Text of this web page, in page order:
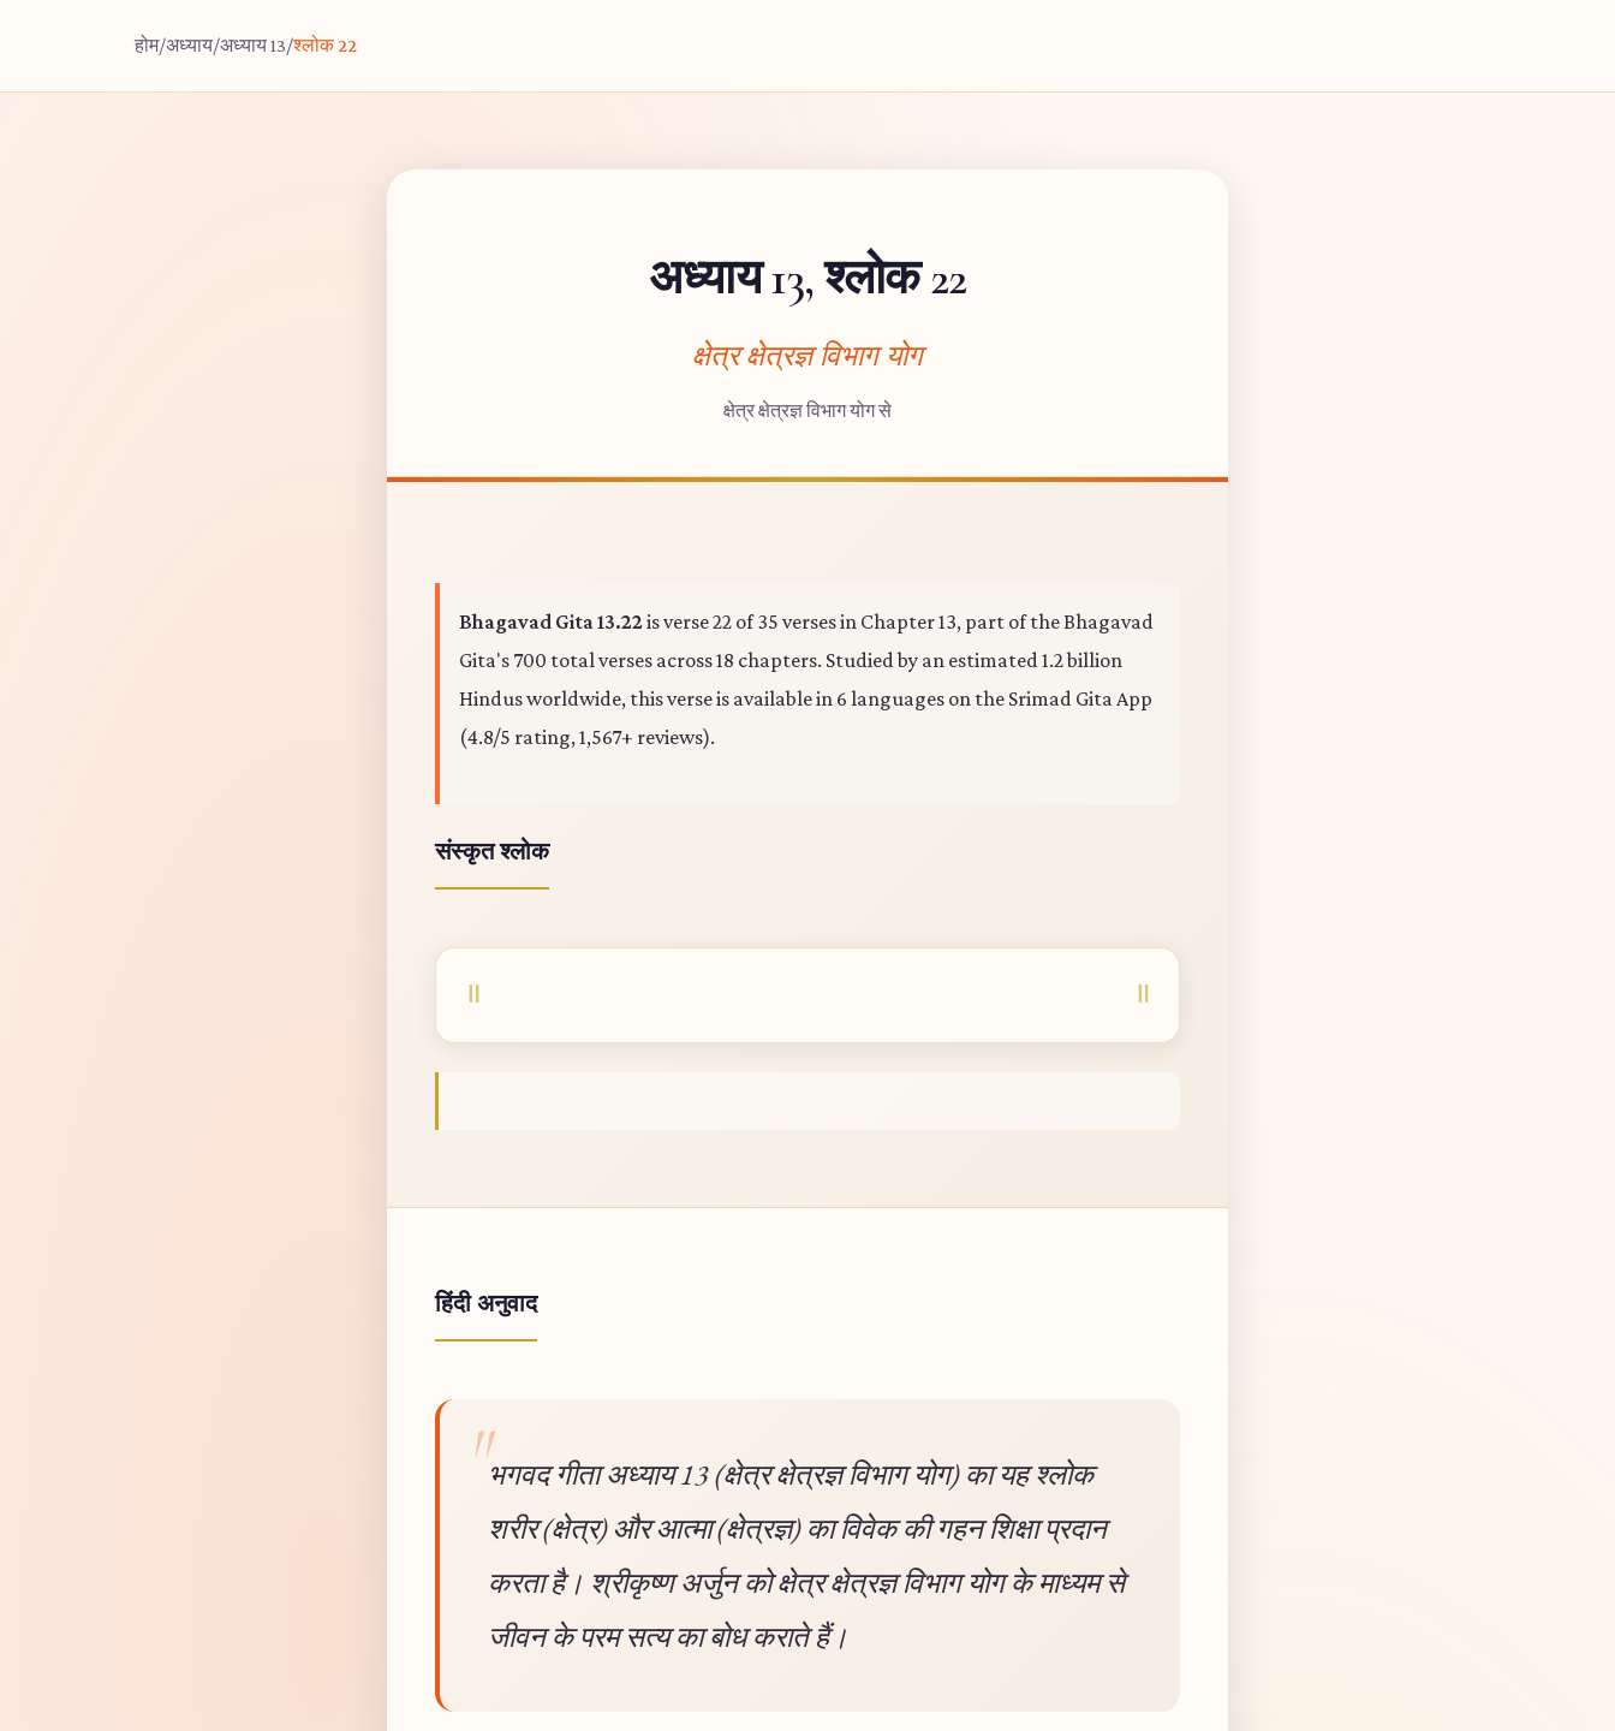
होम/अध्याय/अध्याय 13/श्लोक 22
अध्याय 13, श्लोक 22
क्षेत्र क्षेत्रज्ञ विभाग योग
क्षेत्र क्षेत्रज्ञ विभाग योग से
Bhagavad Gita 13.22is verse 22 of 35 verses in Chapter 13, part of the Bhagavad
Gita's 700 total verses across 18 chapters. Studied by an estimated 1.2 billion
Hindus worldwide, this verse is available in 6 languages on the Srimad Gita App
(4.8/5 rating, 1,567+ reviews).
संस्कृत श्लोक
हिंदी अनुवाद
भगवद गीता अध्याय 13 (क्षेत्र क्षेत्रज्ञ विभाग योग) का यह श्लोक
शरीर (क्षेत्र) और आत्मा (क्षेत्रज्ञ) का विवेक की गहन शिक्षा प्रदान
करता है। श्रीकृष्ण अर्जुन को क्षेत्र क्षेत्रज्ञ विभाग योग के माध्यम से
जीवन के परम सत्य का बोध कराते हैं।